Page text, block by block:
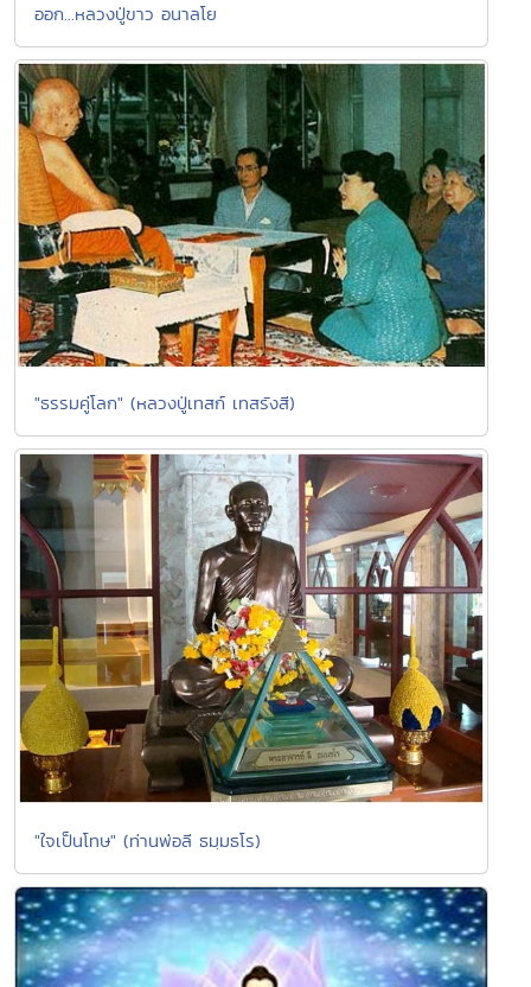
ออก...หลวงปู่ขาว อนาลโย
"ธรรมคู่โลก" (หลวงปู่เทสก์ เทสรังสี)
"ใจเป็นโทษ" (ท่านพ่อลี ธมฺมธโร)